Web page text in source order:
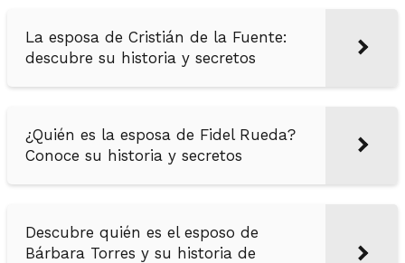
La esposa de Cristián de la Fuente:
descubre su historia y secretos
¿Quién es la esposa de Fidel Rueda?
Conoce su historia y secretos
Descubre quién es el esposo de
Bárbara Torres y su historia de